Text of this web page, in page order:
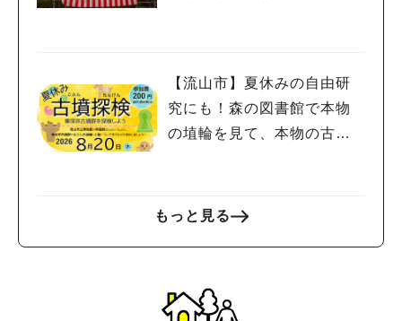
【流山市】夏休みの自由研
究にも！森の図書館で本物
の埴輪を見て、本物の古墳
もっと見る